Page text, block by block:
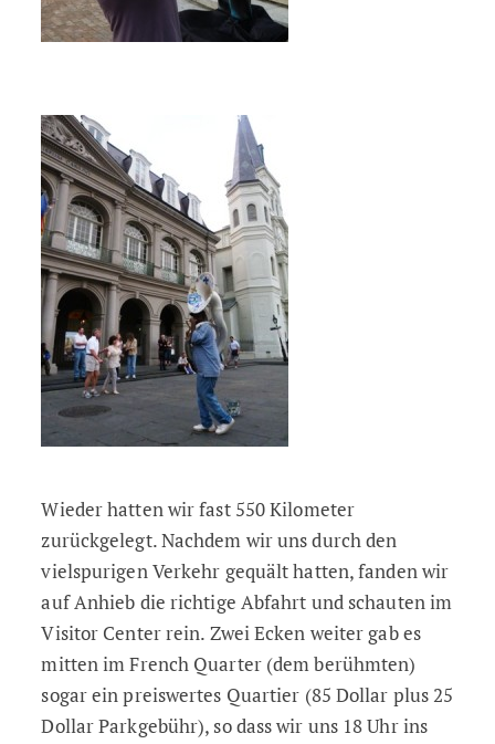
Wieder hatten wir fast 550 Kilometer
zurückgelegt. Nachdem wir uns durch den
vielspurigen Verkehr gequält hatten, fanden wir
auf Anhieb die richtige Abfahrt und schauten im
Visitor Center rein. Zwei Ecken weiter gab es
mitten im French Quarter (dem berühmten)
sogar ein preiswertes Quartier (85 Dollar plus 25
Dollar Parkgebühr), so dass wir uns 18 Uhr ins